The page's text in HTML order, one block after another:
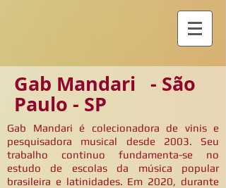
Gab Mandari - São
Paulo - SP
Gab Mandari é colecionadora de vinis e
pesquisadora musical desde 2003. Seu
trabalho continuo fundamenta-se no
estudo de escolas da música popular
brasileira e latinidades. Em 2020, durante